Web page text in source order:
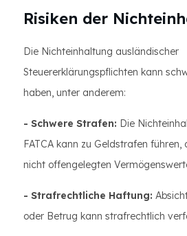
Risiken der
Die Nichteinhaltung ausländischer
Steuererklärungspflichten kann
haben, unter anderem:
- Schwere Strafen: Die
FATCA kann zu Geldstrafen
nicht offengelegten
- Strafrechtliche Haftung:
oder Betrug kann strafrechtlich